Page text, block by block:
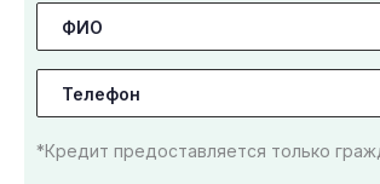
*Кредит предоставляется только